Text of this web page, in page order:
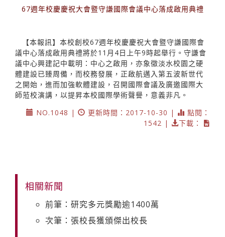
67週年校慶慶祝大會暨守謙國際會議中心落成啟用典禮
【本報訊】本校創校67週年校慶慶祝大會暨守謙國際會
議中心落成啟用典禮將於11月4日上午9時起舉行。守謙會
議中心興建記中載明：中心之啟用，亦象徵淡水校園之硬
體建設已臻周備，而校務發展，正啟航邁入第五波新世代
之開始，進而加強軟體建設，召開國際會議及廣邀國際大
師蒞校演講，以提昇本校國際學術聲譽，意義非凡。
NO.1048 |
更新時間：2017-10-30 |
點閱：
1542 |
下載：
相關新聞
前筆：研究多元獎勵逾1400萬
次筆：張校長獲頒傑出校長